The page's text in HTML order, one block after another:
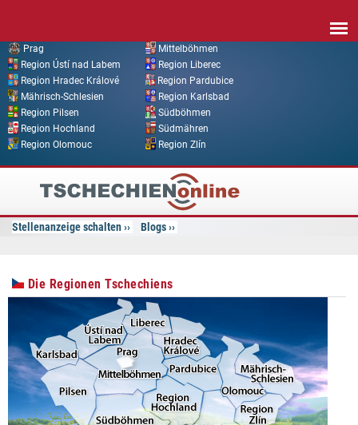
Prag
Mittelböhmen
Region Ústí nad Labem
Region Liberec
Region Hradec Králové
Region Pardubice
Mährisch-Schlesien
Region Karlsbad
Region Pilsen
Südböhmen
Region Hochland
Südmähren
Region Olomouc
Region Zlín
Tschechien
Online
Stellenanzeige schalten Blogs
Die Regionen Tschechiens